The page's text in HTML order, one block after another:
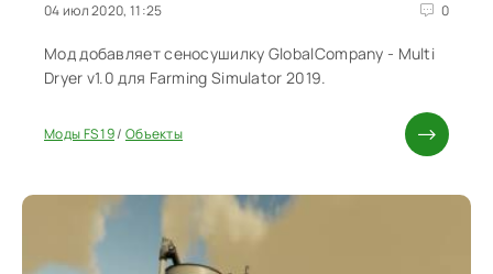
04 июл 2020, 11:25 0
Мод добавляет сеносушилку GlobalCompany - Multi
Dryer v1.0 для Farming Simulator 2019.
Моды FS 19/ Объекты